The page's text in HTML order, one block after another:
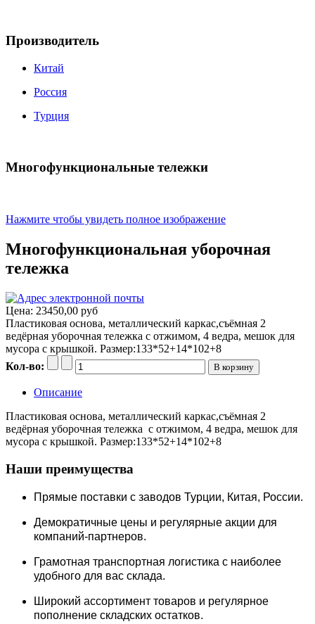
Производитель
Китай
Россия
Турция
Многофункциональные тележки
Нажмите чтобы увидеть полное изображение
Многофункциональная уборочная
тележка
Цена: 23450,00 руб
Пластиковая основа, металлический каркас,съёмная 2
ведёрная уборочная тележка с отжимом, 4 ведра, мешок для
мусора с крышкой. Размер:133*52+14*102+8
Кол-во:
Описание
Пластиковая основа, металлический каркас,съёмная 2
ведёрная уборочная тележка с отжимом, 4 ведра, мешок для
мусора с крышкой. Размер:133*52+14*102+8
Наши преимущества
Прямые поставки c заводов Турции, Китая, России.
Демократичные цены и регулярные акции для
компаний-партнеров.
Грамотная транспортная логистика с наиболее
удобного для вас склада.
Широкий ассортимент товаров и регулярное
пополнение складских остатков.